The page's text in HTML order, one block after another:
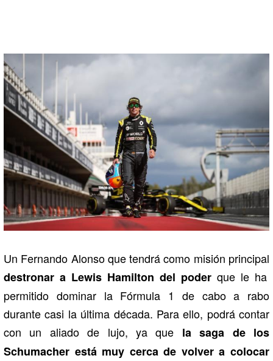
Un Fernando Alonso que tendrá como misión principal
destronar a Lewis Hamilton del poder que le ha
permitido dominar la Fórmula 1 de cabo a rabo
durante casi la última década. Para ello, podrá contar
con un aliado de lujo, ya que la saga de los
Schumacher está muy cerca de volver a colocar